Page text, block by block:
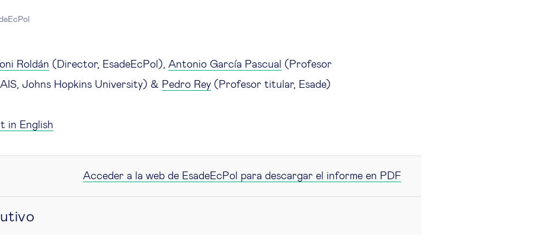
Roldán (Director, EsadeEcPol), Antonio García Pascual (Profesor
Johns Hopkins University) & Pedro Rey (Profesor titular, Esade)
in English
Acceder a la web de EsadeEcPol para descargar el informe en PDF